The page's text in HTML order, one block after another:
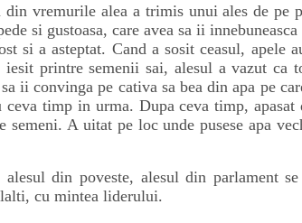
vremurile alea a trimis unui ales de
si gustoasa, care avea sa ii
si a asteptat. Cand a sosit ceasul,
printre semenii sai, alesul a vazut
ii convinga pe cativa sa bea din apa pe
ceva timp in urma. Dupa ceva timp,
A uitat pe loc unde pusese apa
din poveste, alesul din parlament
cu mintea liderului.